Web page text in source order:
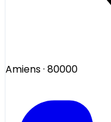
Amiens· 80000